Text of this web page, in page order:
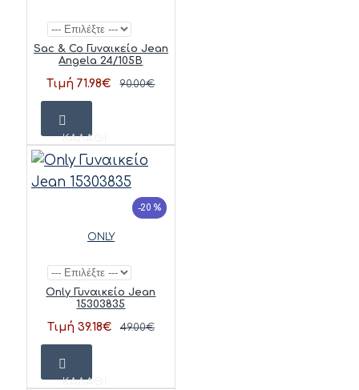
Sac & Co Γυναικείο Jean
Angela 24/105B
Τιμή 71.98€ 90.00€
ΚΑΛΆΘΙ
-20 %
ONLY
Only Γυναικείο Jean
15303835
Τιμή 39.18€ 49.00€
ΚΑΛΆΘΙ